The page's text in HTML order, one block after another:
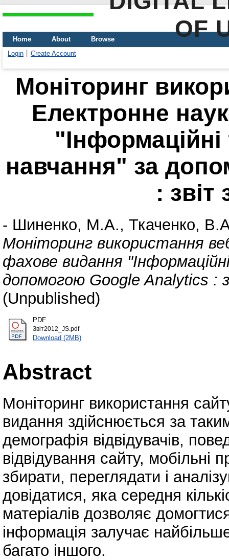
OF
Home About
Browse
Login
Create Account
Моніторинг
Електронне
"Інформаційні
навчання" за
: звіт
- Шиненко, М.А., Ткаченко,
Моніторинг використання
фахове видання
допомогою Google Analytics :
(Unpublished)
PDF
Звіт2012_JS.pdf
Download (2MB)
Abstract
Моніторинг використання
видання здійснюється за
демографія відвідувачів,
відвідування сайту, мобільні
збирати, переглядати і
довідатися, яка середня
матеріалів дозволяє
інформація залучає
багато іншого.